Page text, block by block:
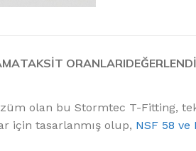
Softlime Serisi
TAKSIT ORANLARI
olan bu Stormtec T-Fitting,
için tasarlanmış olup, NSF 58 ve